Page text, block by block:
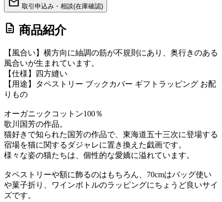
取引申込み・相談(在庫確認)
description 商品紹介
【風合い】横方向に紬調の筋が不規則にあり、奥行きのある
風合いが生まれています。
【仕様】四方縫い
【用途】タペストリー ブックカバー ギフトラッピング お配
りもの
オーガニックコットン100％
歌川国芳の作品。
猫好きで知られた国芳の作品で、東海道五十三次に登場する
宿場を猫に関するダジャレに置き換えた戯画です。
様々な姿の猫たちは、個性的な愛嬌に溢れています。
タペストリーや額に飾るのはもちろん、70cmはバッグ使い
や菓子折り、ワインボトルのラッピングにちょうど良いサイ
ズです。